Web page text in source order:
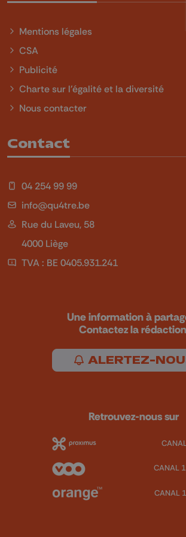
Mentions légales
CSA
Publicité
Charte sur l'égalité et la diversité
Nous contacter
Contact
04 254 99 99
info@qu4tre.be
Rue du Laveu, 58
4000 Liège
TVA : BE 0405.931.241
Une information à
Contactez la
ALERTEZ-
Retrouvez-nous sur
CANAL
CANAL